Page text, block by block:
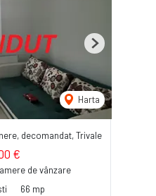
Harta
Next
decomandat, Trivale
€
de vânzare
66 mp